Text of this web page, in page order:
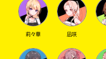
莉々華 凪咲